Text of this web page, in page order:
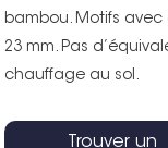
bambou. Motifs
23 mm. Pas
chauffage au sol.
Trouver un